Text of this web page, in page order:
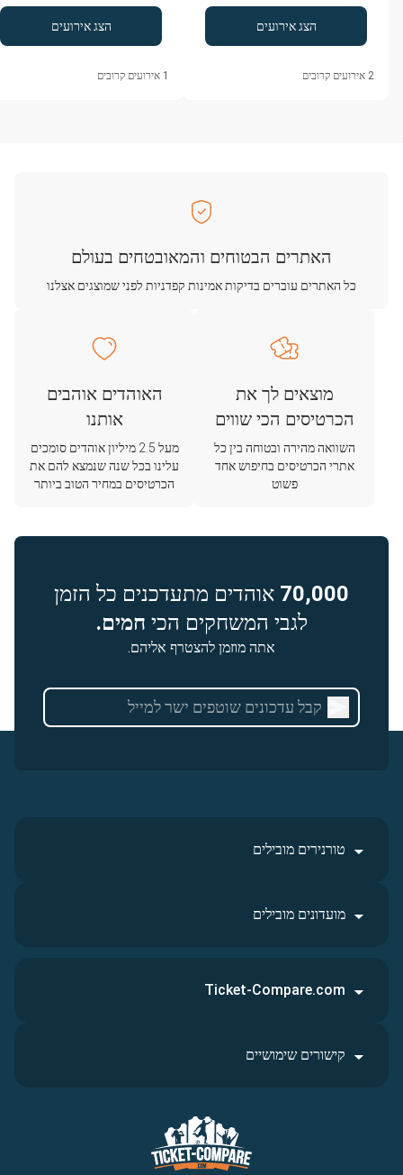
הצג אירועים
2 אירועים קרובים
הצג אירועים
1 אירועים קרובים
האתרים הבטוחים והמאובטחים בעולם
כל האתרים עוברים בדיקות אמינות קפדניות לפני שמוצגים אצלנו
מוצאים לך את
הכרטיסים הכי שווים
השוואה מהירה ובטוחה בין כל
אתרי הכרטיסים בחיפוש אחד
פשוט
האוהדים אוהבים
אותנו
מעל 2.5 מיליון אוהדים סומכים
עלינו בכל שנה שנמצא להם את
הכרטיסים במחיר הטוב ביותר
70,000 אוהדים מתעדכנים כל הזמן
לגבי המשחקים הכי חמים.
אתה מוזמן להצטרף אליהם.
טורנירים מובילים
מועדונים מובילים
Ticket-Compare.com
קישורים שימושיים